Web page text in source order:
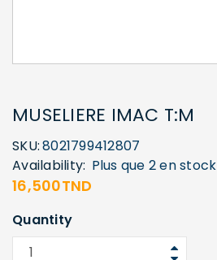
MUSELIERE IMAC T:M
SKU:8021799412807
Availability: Plus que 2 en stock
16,500TND
Quantity